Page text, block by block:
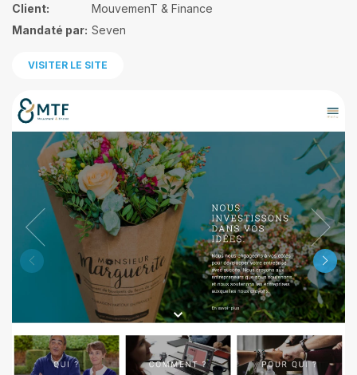
Client:
MouvemenT & Finance
Mandaté par: Seven
VISITER LE SITE